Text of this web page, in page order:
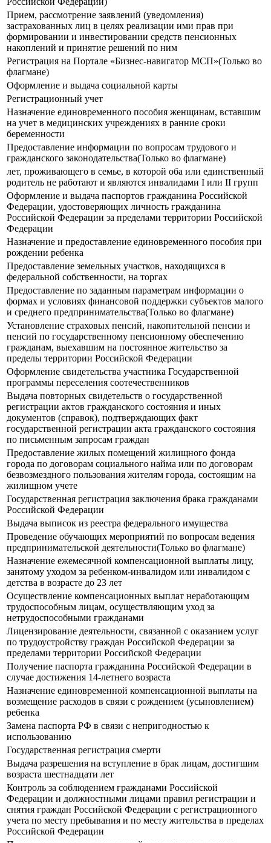
Прием, рассмотрение заявлений (уведомления)
застрахованных лиц в целях реализации ими прав при
формировании и инвестировании средств пенсионных
накоплений и принятие решений по ним
Регистрация на Портале «Бизнес-навигатор МСП»(Только во
флагмане)
Оформление и выдача социальной карты
Регистрационный учет
Назначение единовременного пособия женщинам, вставшим
на учет в медицинских учреждениях в ранние сроки
беременности
Предоставление информации по вопросам трудового и
гражданского законодательства(Только во флагмане)
лет, проживающего в семье, в которой оба или единственный
родитель не работают и являются инвалидами I или II групп
Оформление и выдача паспортов гражданина Российской
Федерации, удостоверяющих личность гражданина
Российской Федерации за пределами территории Российской
Федерации
Назначение и предоставление единовременного пособия при
рождении ребенка
Предоставление земельных участков, находящихся в
федеральной собственности, на торгах
Предоставление по заданным параметрам информации о
формах и условиях финансовой поддержки субъектов малого
и среднего предпринимательства(Только во флагмане)
Установление страховых пенсий, накопительной пенсии и
пенсий по государственному пенсионному обеспечению
гражданам, выехавшим на постоянное жительство за
пределы территории Российской Федерации
Оформление свидетельства участника Государственной
программы переселения соотечественников
Выдача повторных свидетельств о государственной
регистрации актов гражданского состояния и иных
документов (справок), подтверждающих факт
государственной регистрации акта гражданского состояния
по письменным запросам граждан
Предоставление жилых помещений жилищного фонда
города по договорам социального найма или по договорам
безвозмездного пользования жителям города, состоящим на
жилищном учете
Государственная регистрация заключения брака гражданами
Российской Федерации
Выдача выписок из реестра федерального имущества
Проведение обучающих мероприятий по вопросам ведения
предпринимательской деятельности(Только во флагмане)
Назначение ежемесячной компенсационной выплаты лицу,
занятому уходом за ребенком-инвалидом или инвалидом с
детства в возрасте до 23 лет
Осуществление компенсационных выплат неработающим
трудоспособным лицам, осуществляющим уход за
нетрудоспособными гражданами
Лицензирование деятельности, связанной с оказанием услуг
по трудоустройству граждан Российской Федерации за
пределами территории Российской Федерации
Получение паспорта гражданина Российской Федерации в
случае достижения 14-летнего возраста
Назначение единовременной компенсационной выплаты на
возмещение расходов в связи с рождением (усыновлением)
ребенка
Замена паспорта РФ в связи с непригодностью к
использованию
Государственная регистрация смерти
Выдача разрешения на вступление в брак лицам, достигшим
возраста шестнадцати лет
Контроль за соблюдением гражданами Российской
Федерации и должностными лицами правил регистрации и
снятия граждан Российской Федерации с регистрационного
учета по месту пребывания и по месту жительства в пределах
Российской Федерации